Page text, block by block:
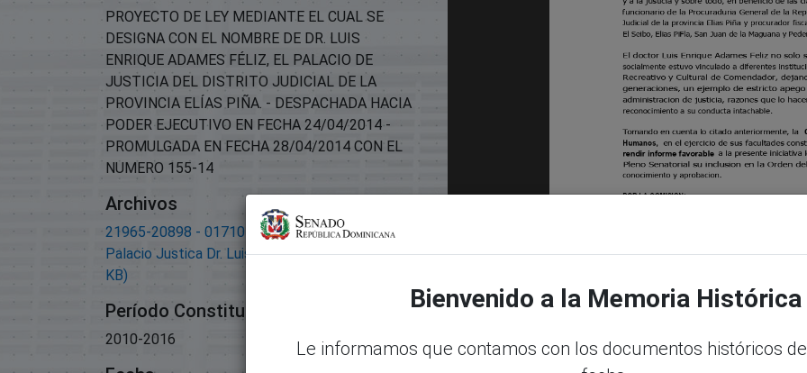
PROYECTO DE LEY MEDIANTE EL CUAL SE
DESIGNA CON EL NOMBRE DE DR. LUIS
ENRIQUE ADAMES FÉLIZ, EL PALACIO DE
JUSTICIA DEL DISTRITO JUDICIAL DE LA
PROVINCIA ELÍAS PIÑA. - DESPACHADA HACIA
PODER EJECUTIVO EN FECHA 24/04/2014 -
PROMULGADA EN FECHA 28/04/2014 CON EL
NUMERO 155-14
Archivos
21965-20898 - 01710 INF-FAV Proy. desigancion
Palacio Justica Dr. Luis E. Adames.pdf (202.54
KB)
Período Constitucional
2010-2016
Bienvenido a la Memoria Histórica
Le informamos que contamos con los documentos históricos